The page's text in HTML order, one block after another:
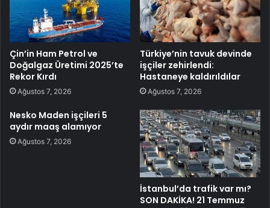
Çin’in Ham Petrol ve
Doğalgaz Üretimi 2025’te
Rekor Kırdı
Ağustos 7, 2026
Türkiye’nin tavuk devinde
işçiler zehirlendi:
Hastaneye kaldırıldılar
Ağustos 7, 2026
Nesko Maden işçileri 5
aydır maaş alamıyor
Ağustos 7, 2026
İstanbul’da trafik var mı?
SON DAKİKA! 21 Temmuz